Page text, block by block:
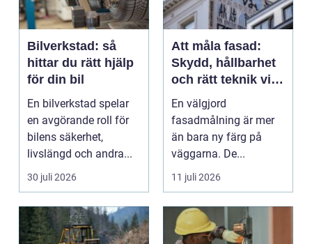
Bilverkstad: så
hittar du rätt hjälp
för din bil
En bilverkstad spelar
en avgörande roll för
bilens säkerhet,
livslängd och andra...
30 juli 2026
Att måla fasad:
Skydd, hållbarhet
och rätt teknik vid
fasadmålning
En välgjord
fasadmålning är mer
än bara ny färg på
väggarna. De...
11 juli 2026